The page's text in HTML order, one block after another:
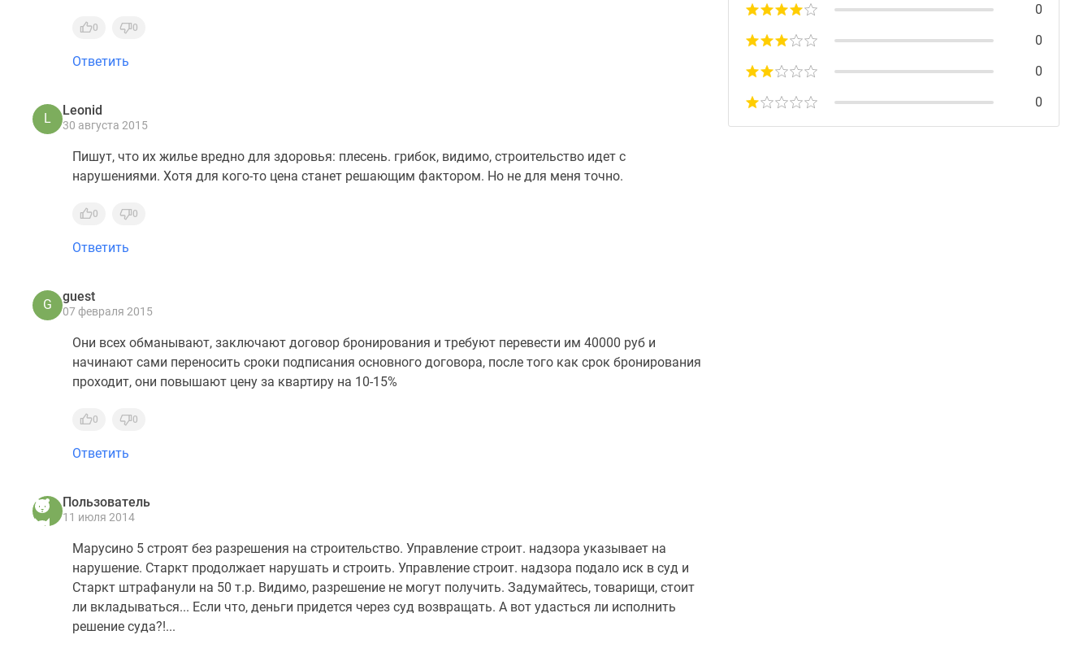
0 0
Ответить
L
Leonid
30 августа 2015
Пишут, что их жилье вредно для здоровья: плесень. грибок, видимо, строительство идет с
нарушениями. Хотя для кого-то цена станет решающим фактором. Но не для меня точно.
0 0
Ответить
G
guest
07 февраля 2015
Они всех обманывают, заключают договор бронирования и требуют перевести им 40000 руб и
начинают сами переносить сроки подписания основного договора, после того как срок бронирования
проходит, они повышают цену за квартиру на 10-15%
0 0
Ответить
Пользователь
11 июля 2014
Марусино 5 строят без разрешения на строительство. Управление строит. надзора указывает на
нарушение. Старкт продолжает нарушать и строить. Управление строит. надзора подало иск в суд и
Старкт штрафанули на 50 т.р. Видимо, разрешение не могут получить. Задумайтесь, товарищи, стоит
ли вкладываться... Если что, деньги придется через суд возвращать. А вот удасться ли исполнить
решение суда?!...
0
0
0
0